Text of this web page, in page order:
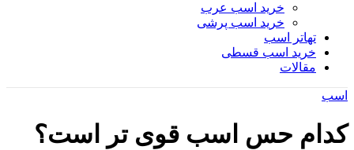
خرید اسب عرب
خرید اسب پرشی
تهاتر اسب
خرید اسب قسطی
مقالات
اسب
کدام حس اسب قوی تر است؟